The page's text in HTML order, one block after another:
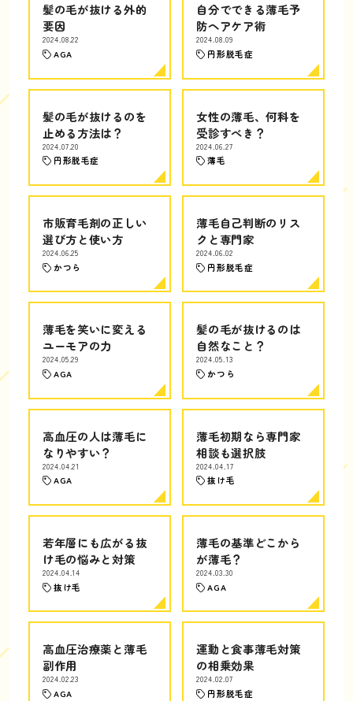
髪の毛が抜ける外的
要因
2024.08.22
AGA
自分でできる薄毛予
防ヘアケア術
2024.08.09
円形脱毛症
髪の毛が抜けるのを
止める方法は？
2024.07.20
円形脱毛症
女性の薄毛、何科を
受診すべき？
2024.06.27
薄毛
市販育毛剤の正しい
選び方と使い方
2024.06.25
かつら
薄毛自己判断のリス
クと専門家
2024.06.02
円形脱毛症
薄毛を笑いに変える
ユーモアの力
2024.05.29
AGA
髪の毛が抜けるのは
自然なこと？
2024.05.13
かつら
高血圧の人は薄毛に
なりやすい？
2024.04.21
AGA
薄毛初期なら専門家
相談も選択肢
2024.04.17
抜け毛
若年層にも広がる抜
け毛の悩みと対策
2024.04.14
抜け毛
薄毛の基準どこから
が薄毛？
2024.03.30
AGA
高血圧治療薬と薄毛
副作用
2024.02.23
AGA
運動と食事薄毛対策
の相乗効果
2024.02.07
円形脱毛症